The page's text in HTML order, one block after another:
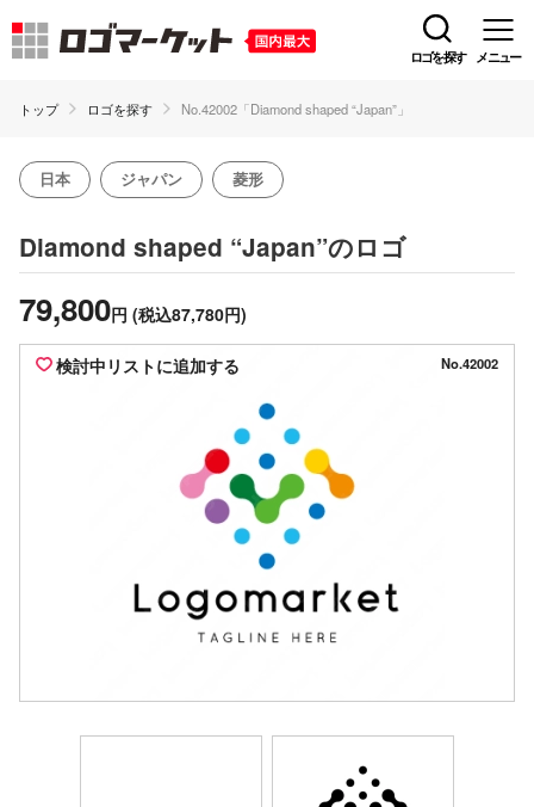
ロゴを探す メニュー
トップ ロゴを探す No.42002「Diamond shaped “Japan”」
日本 ジャパン 菱形
Diamond shaped “Japan”のロゴ
79,800円 (税込87,780円)
検討中リストに追加する No.42002